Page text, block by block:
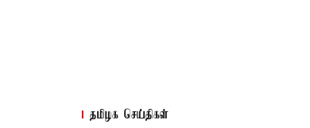
தமிழக செய்திகள்